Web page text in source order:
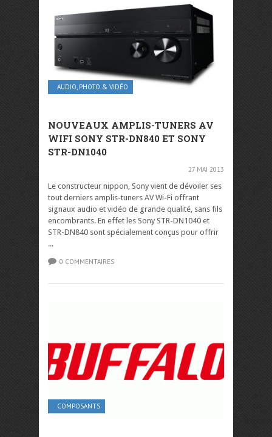
AUDIO, PHOTO & VIDÉO
NOUVEAUX AMPLIS-TUNERS AV
WIFI SONY STR-DN840 ET SONY
STR-DN1040
27 MAI 2013
Le constructeur nippon, Sony vient de dévoiler ses
tout derniers amplis-tuners AV Wi-Fi offrant
signaux audio et vidéo de grande qualité, sans fils
encombrants. En effet les Sony STR-DN1040 et
STR-DN840 sont spécialement conçus pour offrir
...
0 COMMENTAIRES
COMPOSANTS